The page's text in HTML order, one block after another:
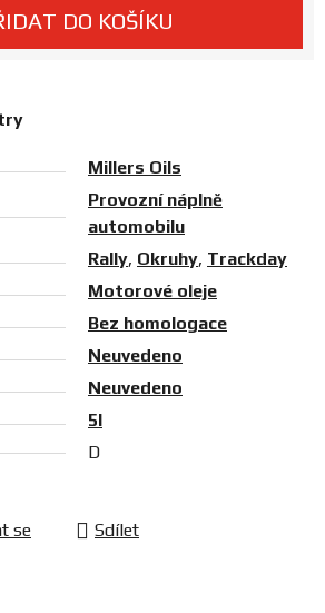
DO KOŠÍKU
Millers Oils
Provozní náplně
automobilu
Rally, Okruhy, Trackday
Motorové oleje
Bez homologace
Neuvedeno
Neuvedeno
5l
D
se Sdílet